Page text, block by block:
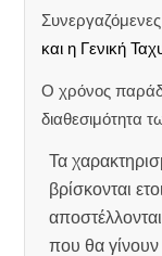
Συνεργαζόμενες
και η Γενική
Ο χρόνος
διαθεσιμότητα
Τα
βρίσκονται
που θα γίνουν